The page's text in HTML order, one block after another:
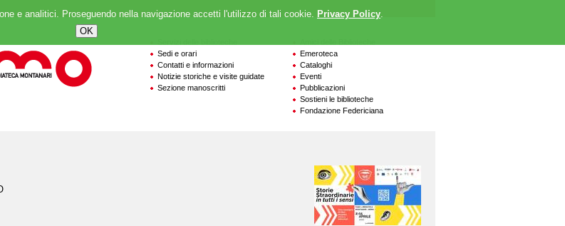
Sedi e orari
Contatti e informazioni
Notizie storiche e visite guidate
Sezione manoscritti
Emeroteca
Cataloghi
Eventi
Pubblicazioni
Sostieni le biblioteche
Fondazione Federiciana
e analitici. Proseguendo nella navigazione accetti l'utilizzo di tali cookie. Privacy Policy.